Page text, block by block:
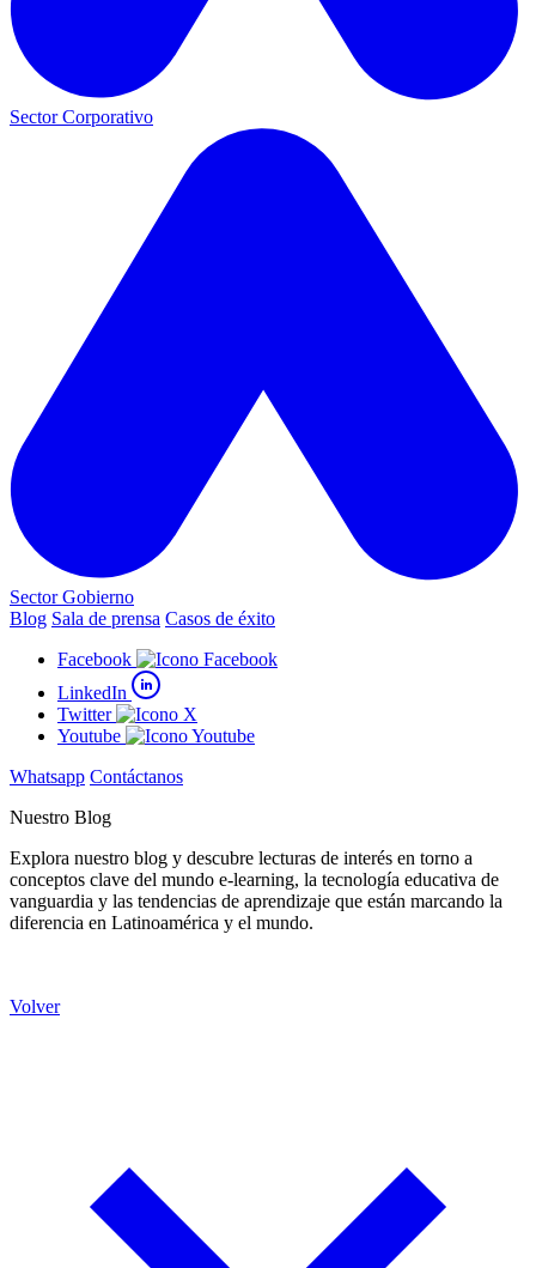
Sector Corporativo
Sector Gobierno
Blog Sala de prensa Casos de éxito
Facebook
LinkedIn
Twitter
Youtube
Whatsapp Contáctanos
Nuestro Blog
Explora nuestro blog y descubre lecturas de interés en torno a
conceptos clave del mundo e-learning, la tecnología educativa de
vanguardia y las tendencias de aprendizaje que están marcando la
diferencia en Latinoamérica y el mundo.
Volver